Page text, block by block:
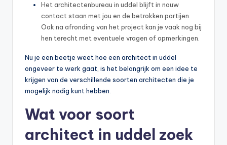
Het architectenbureau in uddel blijft in nauw
contact staan met jou en de betrokken partijen.
Ook na afronding van het project kan je vaak nog bij
hen terecht met eventuele vragen of opmerkingen.
Nu je een beetje weet hoe een architect in uddel
ongeveer te werk gaat, is het belangrijk om een idee te
krijgen van de verschillende soorten architecten die je
mogelijk nodig kunt hebben.
Wat voor soort
architect in uddel zoek